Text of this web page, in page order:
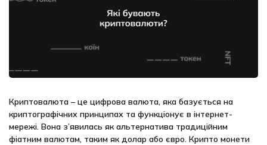
Криптовалюта – це цифрова валюта, яка базується на
криптографічних принципах та функціонує в інтернет-
мережі. Вона з’явилась як альтернатива традиційним
фіатним валютам, таким як долар або євро. Крипто монети